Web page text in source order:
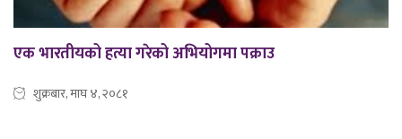
एक भारतीयको हत्या गरेको अभियोगमा पक्राउ
शुक्रबार, माघ ४, २०८१